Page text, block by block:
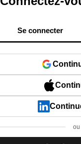
Se connecter
ou